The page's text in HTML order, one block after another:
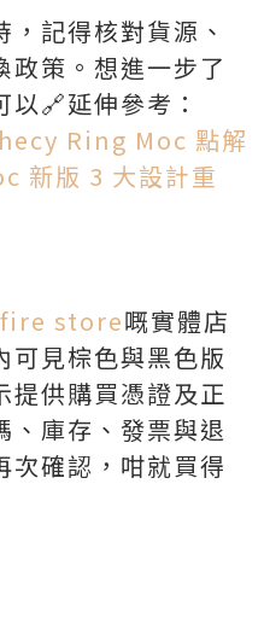
記得核對貨源、
政策。想進一步了
🔗延伸參考：
Ring Moc 點解
新版 3 大設計重
store嘅實體店
可見棕色與黑色版
提供購買憑證及正
、庫存、發票與退
次確認，咁就買得